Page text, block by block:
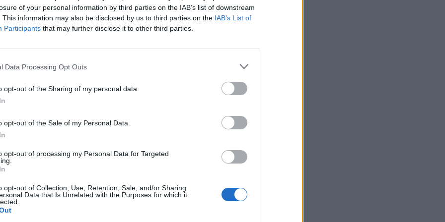
of your personal information by third parties on the IAB’s list of downstream
This information may also be disclosed by us to third parties on the IAB’s List of
Participants that may further disclose it to other third parties.
Data Processing Opt Outs
opt-out of the Sharing of my personal data.
opt-out of the Sale of my Personal Data.
opt-out of processing my Personal Data for Targeted
opt-out of Collection, Use, Retention, Sale, and/or Sharing
Data that Is Unrelated with the Purposes for which it
az autópálya 28-as és 30-as kilométere között jelenleg a belső sávban dolgoznak,
folytatják a helyreállítást. A munkálatok miatt a torlódás reggel meghaladta a 6
további 39 ember megsérült; ketten...
portfolio.hu hírarchívumához tartozik, melynek olvasása előfizetéses
tartalmazza:
cikkarchívum
elmúlt 2 év napon belüli
Előfizetés